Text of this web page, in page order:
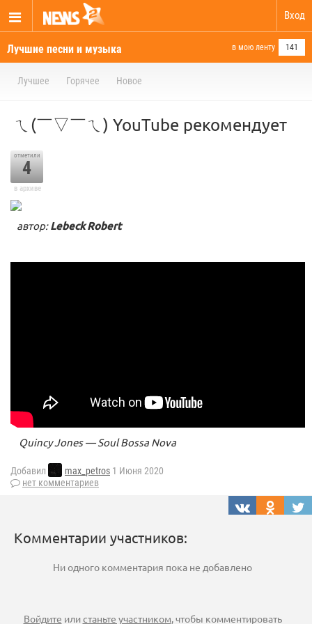
Вход
Лучшие песни и музыка в мою ленту 141
Лучшее Горячее Новое
ㄟ(￣▽￣ㄟ) YouTube рекомендует
отметили
4
в архиве
автор:Lebeck Robert
Quincy Jones — Soul Bossa Nova
Добавил max_petros 1 Июня 2020
нет комментариев
Комментарии участников:
Ни одного комментария пока не добавлено
Войдите илистаньте участником, чтобы комментировать